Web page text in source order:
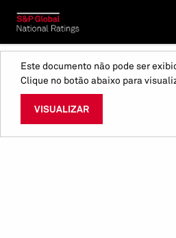
Este documento não pode ser
Clique no botão abaixo para
VISUALIZAR